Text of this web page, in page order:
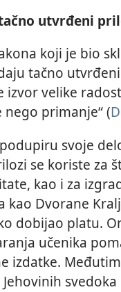
utvrđeni
koji je bio
tačno
velike
nego primanje“ (
svoje
se koriste za
kao i za
kao Dvorane
dobijao platu.
učenika
izdatke.